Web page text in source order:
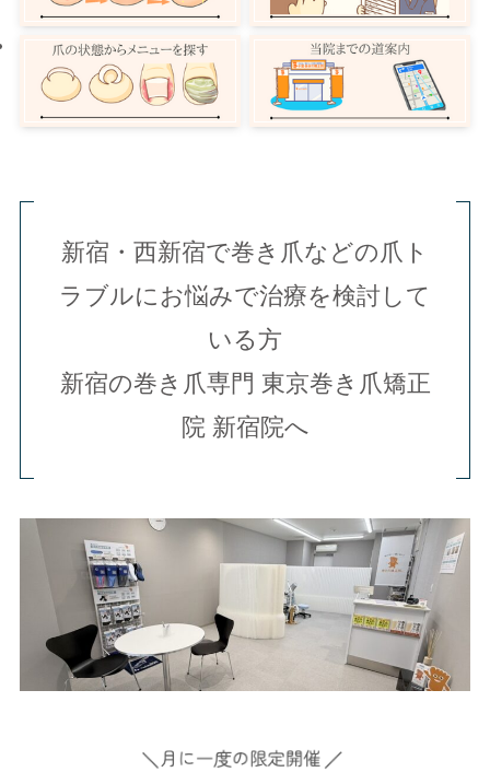
新宿・西新宿で巻き爪などの爪ト
ラブルにお悩みで治療を検討して
いる方
新宿の巻き爪専門 東京巻き爪矯正
院 新宿院へ